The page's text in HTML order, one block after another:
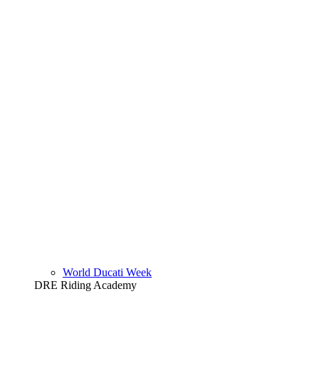
World Ducati Week
DRE Riding Academy